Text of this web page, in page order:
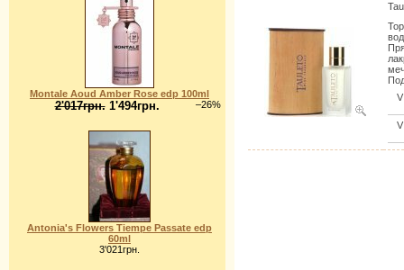
Montale Aoud Amber Rose edp 100ml
–26%
2'017грн.1'494грн.
Antonia's Flowers Tiempe Passate edp
60ml
3'021грн.
V
V